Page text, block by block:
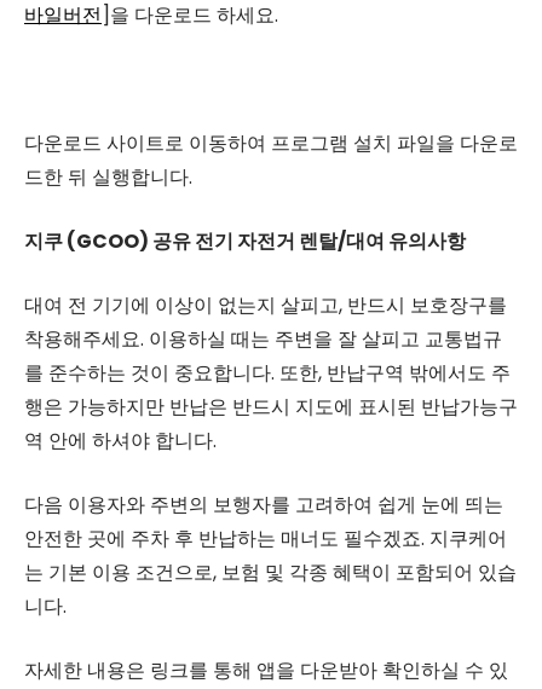
바일버전]을 다운로드 하세요.
다운로드 사이트로 이동하여 프로그램 설치 파일을 다운로
드한 뒤 실행합니다.
지쿠 (GCOO) 공유 전기 자전거 렌탈/대여 유의사항
대여 전 기기에 이상이 없는지 살피고, 반드시 보호장구를
착용해주세요. 이용하실 때는 주변을 잘 살피고 교통법규
를 준수하는 것이 중요합니다. 또한, 반납구역 밖에서도 주
행은 가능하지만 반납은 반드시 지도에 표시된 반납가능구
역 안에 하셔야 합니다.
다음 이용자와 주변의 보행자를 고려하여 쉽게 눈에 띄는
안전한 곳에 주차 후 반납하는 매너도 필수겠죠. 지쿠케어
는 기본 이용 조건으로, 보험 및 각종 혜택이 포함되어 있습
니다.
자세한 내용은 링크를 통해 앱을 다운받아 확인하실 수 있